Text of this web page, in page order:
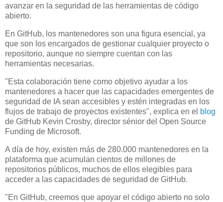
avanzar en la seguridad de las herramientas de código
abierto.
En GitHub, los mantenedores son una figura esencial, ya
que son los encargados de gestionar cualquier proyecto o
repositorio, aunque no siempre cuentan con las
herramientas necesarias.
"Esta colaboración tiene como objetivo ayudar a los
mantenedores a hacer que las capacidades emergentes de
seguridad de IA sean accesibles y estén integradas en los
flujos de trabajo de proyectos existentes", explica en el blog
de GitHub Kevin Crosby, director sénior del Open Source
Funding de Microsoft.
A día de hoy, existen más de 280.000 mantenedores en la
plataforma que acumulan cientos de millones de
repositorios públicos, muchos de ellos elegibles para
acceder a las capacidades de seguridad de GitHub.
"En GitHub, creemos que apoyar el código abierto no solo